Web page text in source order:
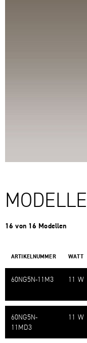
MODELLE
16 von 16 Modellen
ARTIKELNUMMER WATT
60NG5N-​11M3 11 W
60NG5N-​
11MD3
11 W